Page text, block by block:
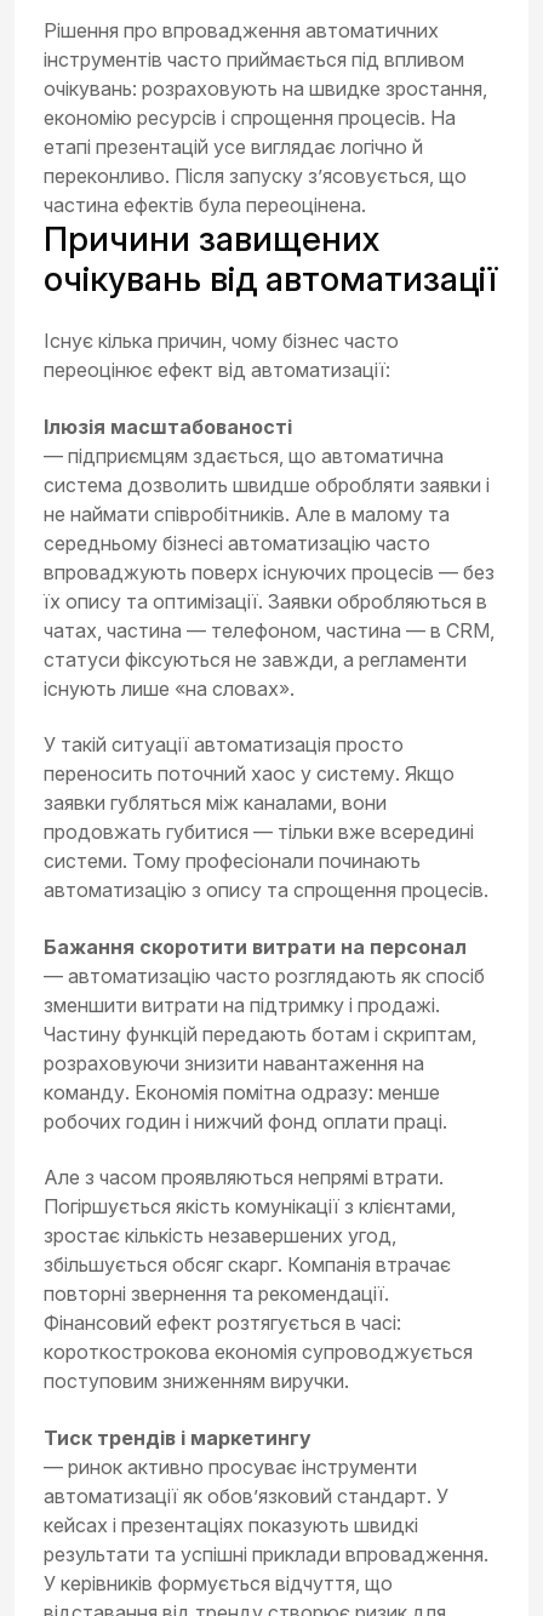
Рішення про впровадження автоматичних
інструментів часто приймається під впливом
очікувань: розраховують на швидке зростання,
економію ресурсів і спрощення процесів. На
етапі презентацій усе виглядає логічно й
переконливо. Після запуску з’ясовується, що
частина ефектів була переоцінена.
Причини завищених
очікувань від автоматизації
Існує кілька причин, чому бізнес часто
переоцінює ефект від автоматизації:
Ілюзія масштабованості
— підприємцям здається, що автоматична
система дозволить швидше обробляти заявки і
не наймати співробітників. Але в малому та
середньому бізнесі автоматизацію часто
впроваджують поверх існуючих процесів — без
їх опису та оптимізації. Заявки обробляються в
чатах, частина — телефоном, частина — в CRM,
статуси фіксуються не завжди, а регламенти
існують лише «на словах».
У такій ситуації автоматизація просто
переносить поточний хаос у систему. Якщо
заявки губляться між каналами, вони
продовжать губитися — тільки вже всередині
системи. Тому професіонали починають
автоматизацію з опису та спрощення процесів.
Бажання скоротити витрати на персонал
— автоматизацію часто розглядають як спосіб
зменшити витрати на підтримку і продажі.
Частину функцій передають ботам і скриптам,
розраховуючи знизити навантаження на
команду. Економія помітна одразу: менше
робочих годин і нижчий фонд оплати праці.
Але з часом проявляються непрямі втрати.
Погіршується якість комунікації з клієнтами,
зростає кількість незавершених угод,
збільшується обсяг скарг. Компанія втрачає
повторні звернення та рекомендації.
Фінансовий ефект розтягується в часі:
короткострокова економія супроводжується
поступовим зниженням виручки.
Тиск трендів і маркетингу
— ринок активно просуває інструменти
автоматизації як обов’язковий стандарт. У
кейсах і презентаціях показують швидкі
результати та успішні приклади впровадження.
У керівників формується відчуття, що